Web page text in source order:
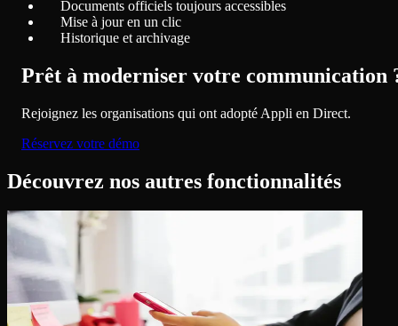
Documents officiels toujours accessibles
Mise à jour en un clic
Historique et archivage
Prêt à moderniser votre communication
Rejoignez les organisations qui ont adopté Appli en Direct.
Réservez votre démo
Découvrez nos autres fonctionnalités